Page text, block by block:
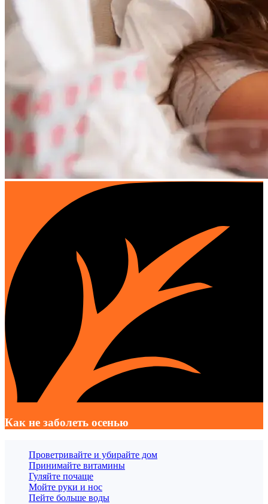
Как не заболеть осенью
Проветривайте и убирайте дом
Принимайте витамины
Гуляйте почаще
Мойте руки и нос
Пейте больше воды